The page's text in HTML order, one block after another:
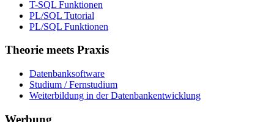
T-SQL Funktionen
PL/SQL Tutorial
PL/SQL Funktionen
Theorie meets Praxis
Datenbanksoftware
Studium / Fernstudium
Weiterbildung in der Datenbankentwicklung
Werbung